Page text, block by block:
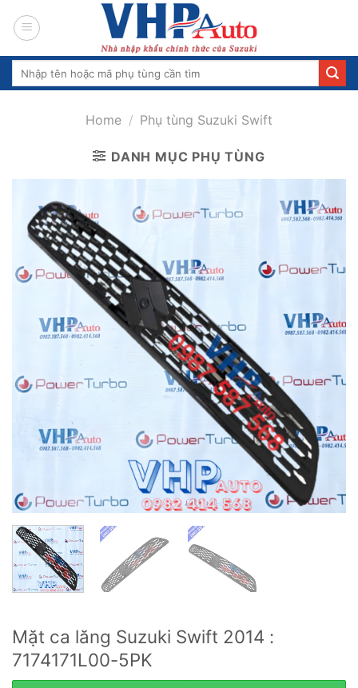
Search
Home / Phụ tùng Suzuki Swift
DANH MỤC PHỤ TÙNG
Mặt ca lăng Suzuki Swift 2014 :
7174171L00-5PK